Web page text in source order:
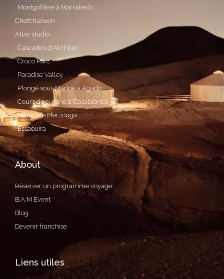
Montgolfière à Marrakech
Chefchaouen
Atlas studio
Cascades d'Akchour
Croco Parc
Paradise Valley
Plongé sous Marine à Agadir
Cours de cuisine à Casablanca
Désert de Merzouga
Essaouira
About
Réserver un programme voyage
B.A.M Event
Blog
Devenir franchisé
Liens utiles